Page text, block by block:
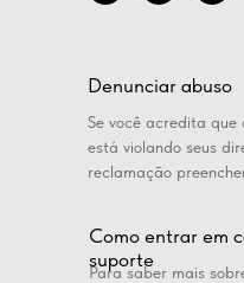
Denunciar abuso
Se você acredita
está violando seus
reclamação
Como entrar em
suporte
Para saber mais